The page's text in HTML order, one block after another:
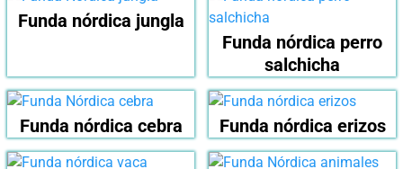
Funda nórdica jungla
Funda nórdica perro
salchicha
Funda nórdica cebra Funda nórdica erizos